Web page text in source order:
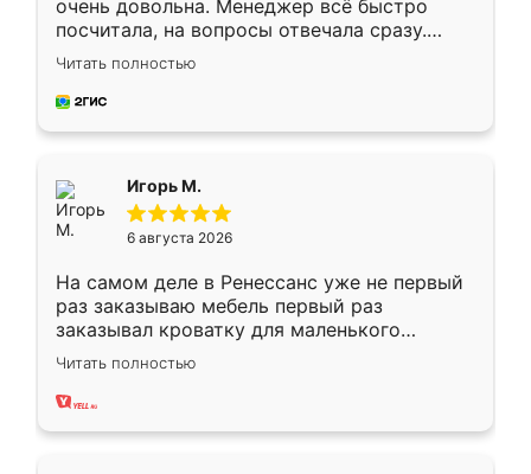
очень довольна. Менеджер всё быстро
посчитала, на вопросы отвечала сразу.
Замерщик приехал в субботу, подошёл к
делу со всей ответственностью. Собрали
за день, ребята работали аккуратно, даже
Читать полностью
Игорь М.
6 августа 2026
На самом деле в Ренессанс уже не первый
раз заказываю мебель первый раз
заказывал кроватку для маленького
ребёнка при его рождении ,во второй раз
заказал шкаф-купе. По качеству очень
хорошее сборка достаточно быстрая,
Читать полностью